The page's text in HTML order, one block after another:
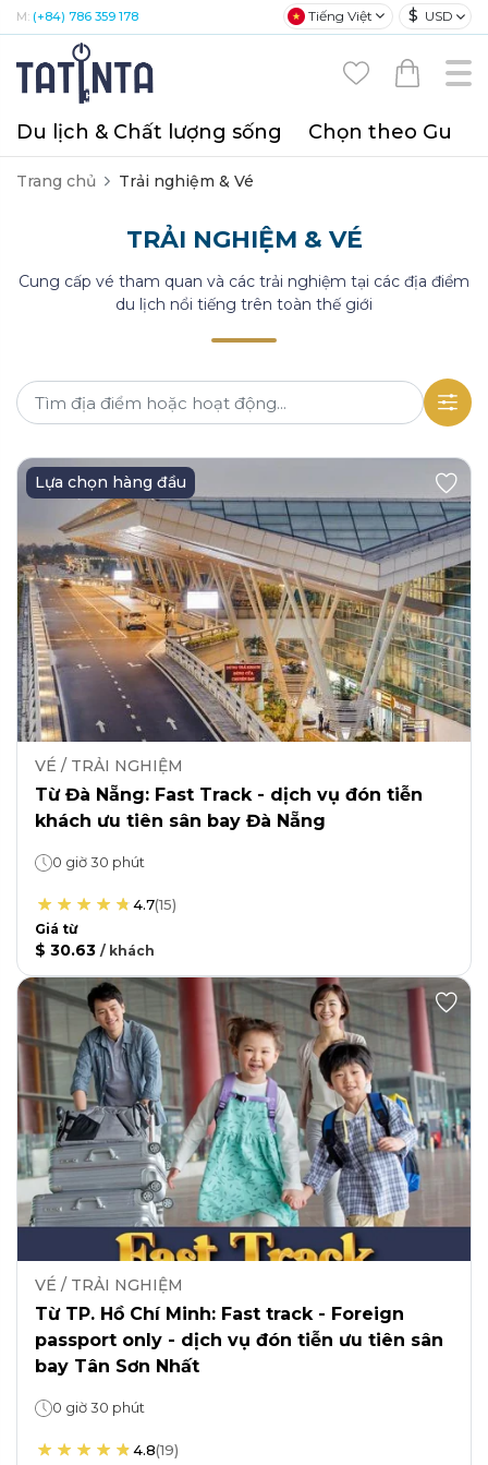
M: (+84) 786 359 178 Tiếng Việt $ USD
Du lịch & Chất lượng sống Chọn theo Gu
Trang chủ Trải nghiệm & Vé
TRẢI NGHIỆM & VÉ
Cung cấp vé tham quan và các trải nghiệm tại các địa điểm
du lịch nổi tiếng trên toàn thế giới
Lựa chọn hàng đầu
VÉ / TRẢI NGHIỆM
Từ Đà Nẵng: Fast Track - dịch vụ đón tiễn
khách ưu tiên sân bay Đà Nẵng
0 giờ 30 phút
4.7(15)
Giá từ
$ 30.63 / khách
VÉ / TRẢI NGHIỆM
Từ TP. Hồ Chí Minh: Fast track - Foreign
passport only - dịch vụ đón tiễn ưu tiên sân
bay Tân Sơn Nhất
0 giờ 30 phút
4.8(19)